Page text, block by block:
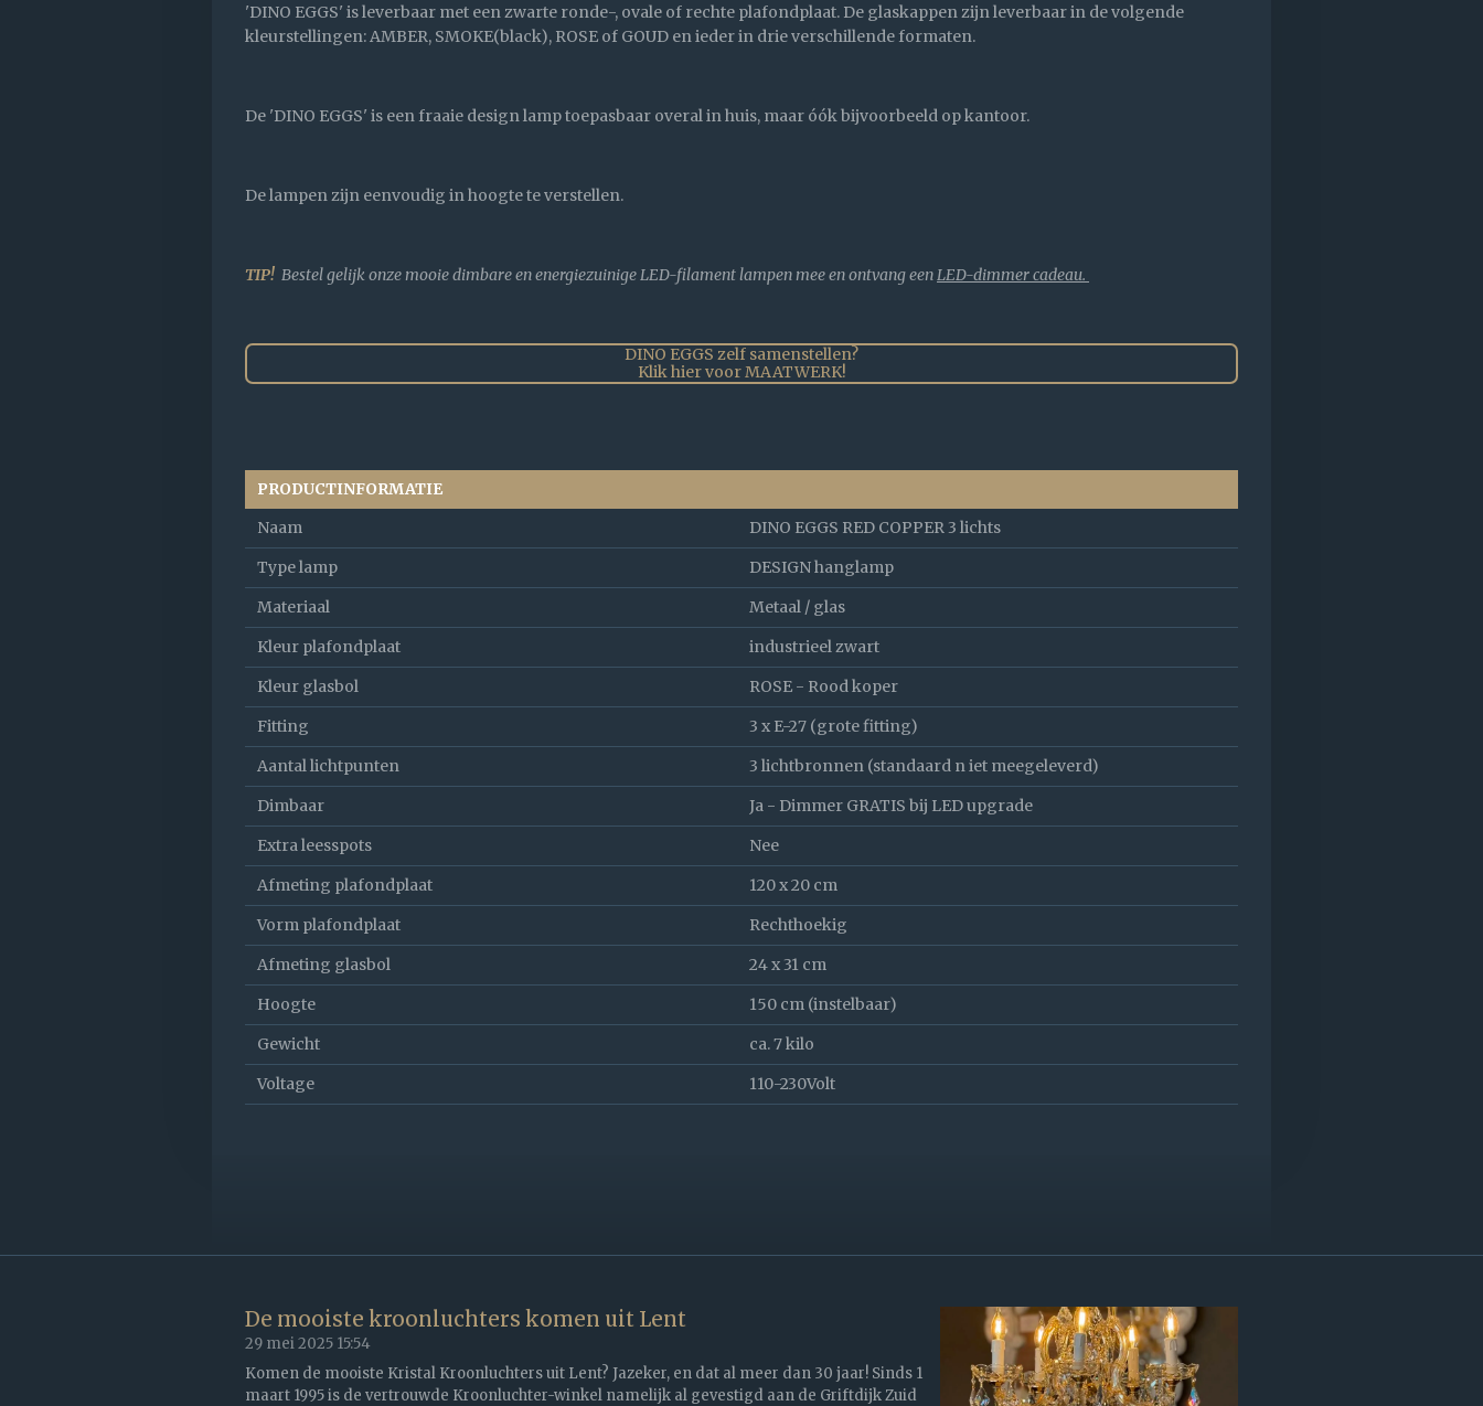
'DINO EGGS' is leverbaar met een zwarte ronde-, ovale of rechte plafondplaat. De glaskappen zijn leverbaar in de volgende
kleurstellingen: AMBER, SMOKE(black), ROSE of GOUD en ieder in drie verschillende formaten.
De 'DINO EGGS' is een fraaie design lamp toepasbaar overal in huis, maar óók bijvoorbeeld op kantoor.
De lampen zijn eenvoudig in hoogte te verstellen.
TIP! Bestel gelijk onze mooie dimbare en energiezuinige LED-filament lampen mee en ontvang eenLED-dimmer cadeau.
DINO EGGS zelf samenstellen?
Klik hier voor MAATWERK!
PRODUCTINFORMATIE
Naam
DINO EGGS RED COPPER 3 lichts
Type lamp
DESIGN hanglamp
Materiaal
Metaal / glas
Kleur plafondplaat
industrieel zwart
Kleur glasbol
ROSE - Rood koper
Fitting
3 x E-27 (grote fitting)
Aantal lichtpunten
3 lichtbronnen (standaard n iet meegeleverd)
Dimbaar
Ja - Dimmer GRATIS bij LED upgrade
Extra leesspots
Nee
Afmeting plafondplaat
120 x 20 cm
Vorm plafondplaat
Rechthoekig
Afmeting glasbol
24 x 31 cm
Hoogte
150 cm (instelbaar)
Gewicht
ca. 7 kilo
Voltage
110-230Volt
De mooiste kroonluchters komen uit Lent
29 mei 2025 15:54
Komen de mooiste Kristal Kroonluchters uit Lent? Jazeker, en dat al meer dan 30 jaar! Sinds 1
maart 1995 is de vertrouwde Kroonluchter-winkel namelijk al gevestigd aan de Griftdijk Zuid